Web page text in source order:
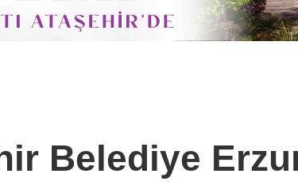
Belediye